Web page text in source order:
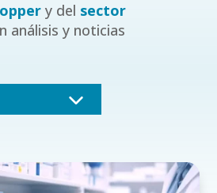
y del sector
análisis y noticias